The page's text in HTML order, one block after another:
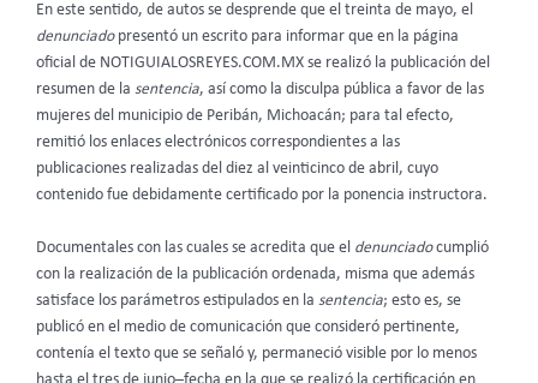
En este sentido, de autos se desprende que el treinta de mayo, el
denunciado presentó un escrito para informar que en la página
oficial de NOTIGUIALOSREYES.COM.MX se realizó la publicación del
resumen de la sentencia, así como la disculpa pública a favor de las
mujeres del municipio de Peribán, Michoacán; para tal efecto,
remitió los enlaces electrónicos correspondientes a las
publicaciones realizadas del diez al veinticinco de abril, cuyo
contenido fue debidamente certificado por la ponencia instructora.
Documentales con las cuales se acredita que el denunciadocumplió
con la realización de la publicación ordenada, misma que además
satisface los parámetros estipulados en la sentencia; esto es, se
publicó en el medio de comunicación que consideró pertinente,
contenía el texto que se señaló y, permaneció visible por lo menos